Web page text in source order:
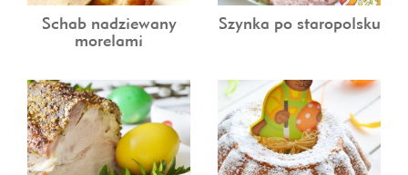
Schab nadziewany
morelami
Szynka po staropolsku